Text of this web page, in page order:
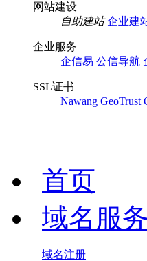
网站建设
自助建站 企业建
企业服务
企信易 公信导航
SSL证书
Nawang GeoTrust
首页
域名服务
域名注册